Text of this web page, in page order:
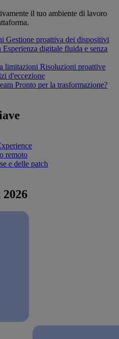
il tuo ambiente di lavoro
Gestione proattiva dei dispositivi
Esperienza digitale fluida e senza
limitazioni Risoluzioni proattive
d'eccezione
Pronto per la trasformazione?
remoto
e delle patch